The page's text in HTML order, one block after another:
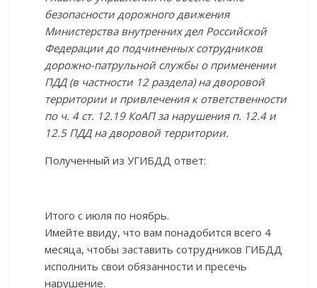
безопасности дорожного движения
Министерства внутренних дел Российской
Федерации до подчиненных сотрудников
дорожно-патрульной службы о применении
ПДД (в частности 12 раздела) на дворовой
территории и привлечения к ответственности
по ч. 4 ст. 12.19 КоАП за нарушения п. 12.4 и
12.5 ПДД на дворовой территории.
Полученный из УГИБДД ответ:
Итого с июля по ноябрь.
Имейте ввиду, что вам понадобится всего 4
месяца, чтобы заставить сотрудников ГИБДД
исполнить свои обязанности и пресечь
нарушение.